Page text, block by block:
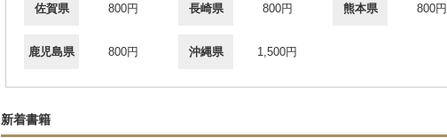
佐賀県 800円 長崎県 800円 熊本県 800円
鹿児島県 800円 沖縄県 1,500円
新着書籍